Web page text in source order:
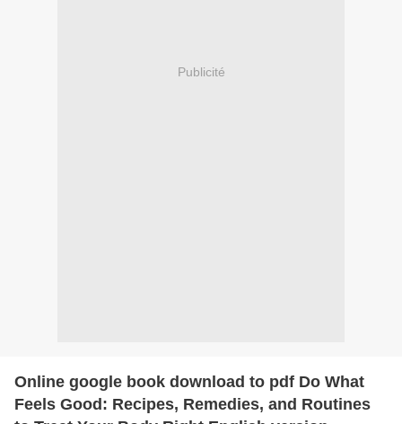
Publicité
Online google book download to pdf Do What
Feels Good: Recipes, Remedies, and Routines